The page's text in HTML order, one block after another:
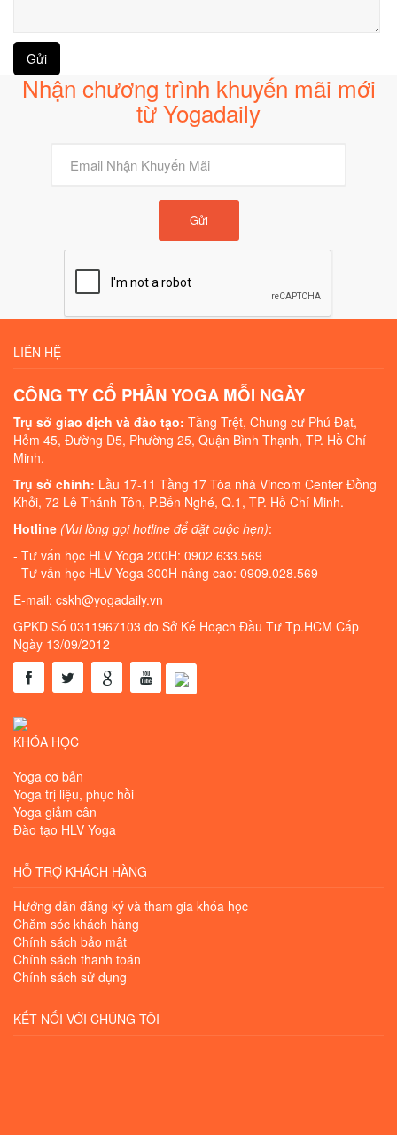
Nhận chương trình khuyến mãi mới
từ Yogadaily
Gửi
LIÊN HỆ
CÔNG TY CỔ PHẦN YOGA MỖI NGÀY
Trụ sở giao dịch và đào tạo: Tầng Trệt, Chung cư Phú Đạt,
Hẻm 45, Đường D5, Phường 25, Quận Bình Thạnh, TP. Hồ Chí
Minh.
Trụ sở chính: Lầu 17-11 Tầng 17 Tòa nhà Vincom Center Đồng
Khởi, 72 Lê Thánh Tôn, P.Bến Nghé, Q.1, TP. Hồ Chí Minh.
Hotline (Vui lòng gọi hotline để đặt cuộc hẹn):
- Tư vấn học HLV Yoga 200H: 0902.633.569
- Tư vấn học HLV Yoga 300H nâng cao: 0909.028.569
E-mail: cskh@yogadaily.vn
GPKD Số 0311967103 do Sở Kế Hoạch Đầu Tư Tp.HCM Cấp
Ngày 13/09/2012
KHÓA HỌC
Yoga cơ bản
Yoga trị liệu, phục hồi
Yoga giảm cân
Đào tạo HLV Yoga
HỖ TRỢ KHÁCH HÀNG
Hướng dẫn đăng ký và tham gia khóa học
Chăm sóc khách hàng
Chính sách bảo mật
Chính sách thanh toán
Chính sách sử dụng
KẾT NỐI VỚI CHÚNG TÔI